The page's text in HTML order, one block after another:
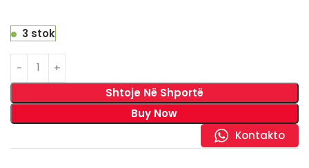
3 stok
Shtoje Në Shportë
Buy Now
Kontakto